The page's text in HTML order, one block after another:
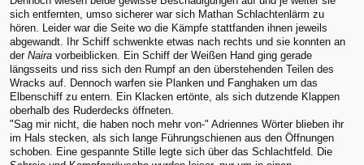
sich entfernten, umso sicherer war sich Mathan Schlachtenlärm zu
hören. Leider war die Seite wo die Kämpfe stattfanden ihnen jeweils
abgewandt. Ihr Schiff schwenkte etwas nach rechts und sie konnten an
der Naira vorbeiblicken. Ein Schiff der Weißen Hand ging gerade
längsseits und riss sich den Rumpf an den überstehenden Teilen des
Wracks auf. Dennoch warfen sie Planken und Fanghaken um das
Elbenschiff zu entern. Ein Klacken ertönte, als sich dutzende Klappen
oberhalb des Ruderdecks öffneten.
"Sag mir nicht, die haben noch mehr von-" Adriennes Wörter blieben ihr
im Hals stecken, als sich lange Führungschienen aus den Öffnungen
schoben. Eine gespannte Stille legte sich über das Schlachtfeld. Die